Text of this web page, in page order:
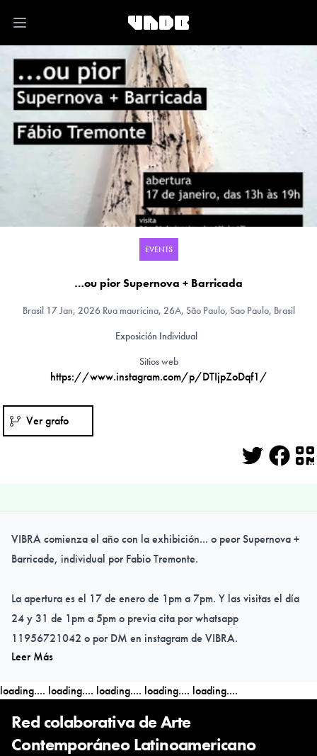
Open main menu
EVENTS
…ou pior Supernova + Barricada
Brasil17 Jan, 2026 Rua mauricina, 26A, São Paulo, Sao Paulo, Brasil
Exposición Individual
Sitios web
https://www.instagram.com/p/DTIjpZoDqf1/
Ver grafo
VIBRA comienza el año con la exhibición... o peor Supernova +
Barricade, individual por Fabio Tremonte.
La apertura es el 17 de enero de 1pm a 7pm. Y las visitas el día
24 y 31 de 1pm a 5pm o previa cita por whatsapp
11956721042 o por DM en instagram de VIBRA.
Leer Más
loading.... loading.... loading.... loading.... loading....
Red colaborativa de Arte
Contemporáneo Latinoamericano